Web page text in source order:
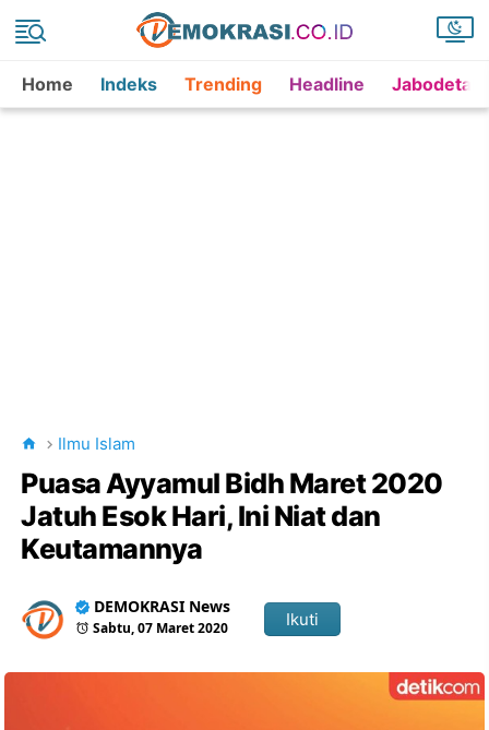
Home Indeks Trending Headline
Ilmu Islam
Puasa Ayyamul Bidh Maret 2020
Jatuh Esok Hari, Ini Niat dan
Keutamannya
DEMOKRASI News
Sabtu, 07 Maret 2020 Ikuti